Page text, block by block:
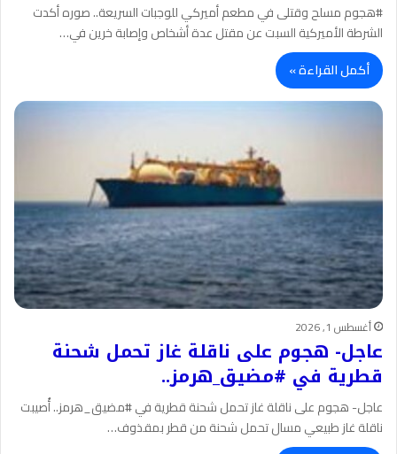
#هجوم مسلح وقتلى في مطعم أميركي للوجبات السريعة.. صوره أكدت
الشرطة الأميركية السبت عن مقتل عدة أشخاص وإصابة خرين في…
أكمل القراءة »
أغسطس 1, 2026
عاجل- هجوم على ناقلة غاز تحمل شحنة
قطرية في #مضيق_هرمز..
عاجل- هجوم على ناقلة غاز تحمل شحنة قطرية في #مضيق_هرمز.. أُصيبت
ناقلة غاز طبيعي مسال تحمل شحنة من قطر بمقذوف…